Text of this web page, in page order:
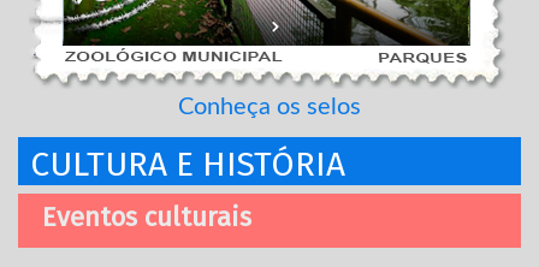
Conheça os selos
CULTURA E HISTÓRIA
Eventos culturais